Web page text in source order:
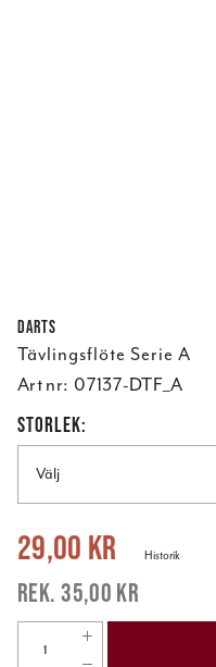
Darts
Tävlingsflöte Serie A
Art nr: 07137-DTF_A
STORLEK:
Välj
Nuvarande pris:
29,00 kr
35,00 kr
Historik